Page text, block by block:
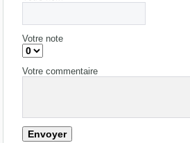
Votre note
Votre commentaire